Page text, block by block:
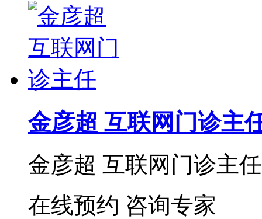
金彦超 互联网门诊主
金彦超 互联网门诊主
在线预约 咨询专家